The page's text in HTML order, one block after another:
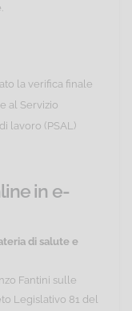
la verifica finale
al Servizio
lavoro (PSAL)
in e-
di salute e
Fantini sulle
Legislativo 81 del